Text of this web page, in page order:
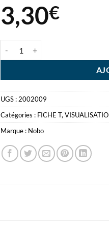
3,30€
UGS : 2002009
Catégories : FICHE T,
Marque : Nobo